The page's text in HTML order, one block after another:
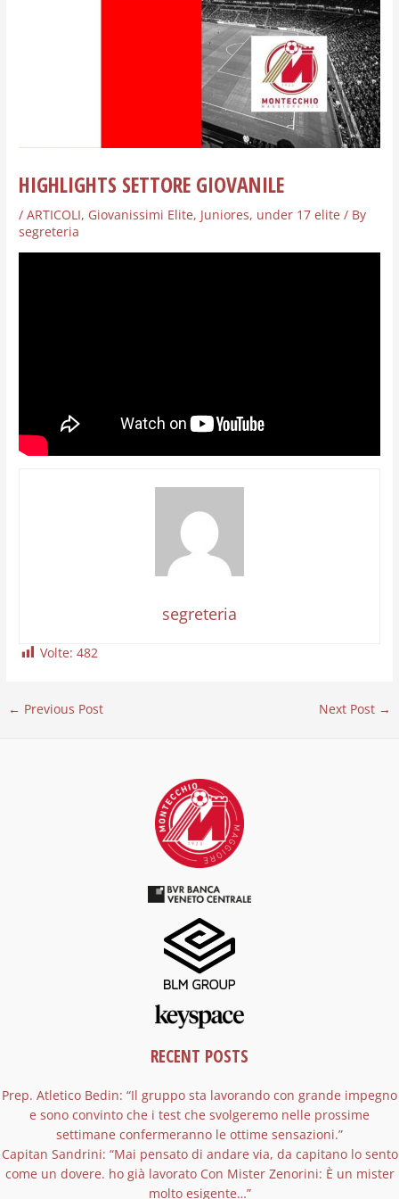
HIGHLIGHTS SETTORE GIOVANILE
/ARTICOLI, Giovanissimi Elite, Juniores, under 17 elite / By
segreteria
segreteria
Volte: 482
← Previous Post Next Post →
RECENT POSTS
Prep. Atletico Bedin: “Il gruppo sta lavorando con grande impegno
e sono convinto che i test che svolgeremo nelle prossime
settimane confermeranno le ottime sensazioni.”
Capitan Sandrini: “Mai pensato di andare via, da capitano lo sento
come un dovere. ho già lavorato Con Mister Zenorini: È un mister
molto esigente…”